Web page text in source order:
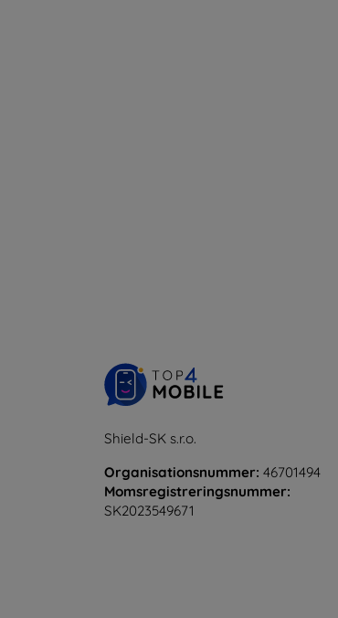
Shield-SK s.r.o.
Organisationsnummer: 46701494
Momsregistreringsnummer:
SK2023549671